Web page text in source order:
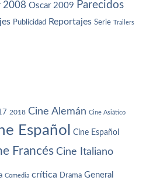
2008 Oscar 2009 Parecidos
Publicidad Reportajes Serie Trailers
2018 Cine Alemán Cine Asiático
Español Cine Español
Francés Cine Italiano
Comedia crítica Drama General